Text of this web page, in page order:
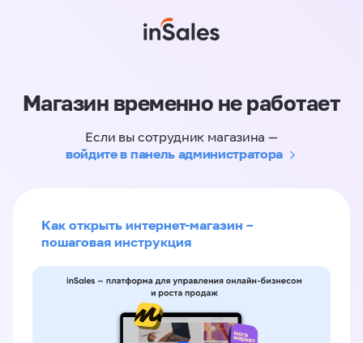
Магазин временно не работает
Если вы сотрудник магазина —
войдите в панель администратора
Как открыть интернет-магазин –
пошаговая инструкция